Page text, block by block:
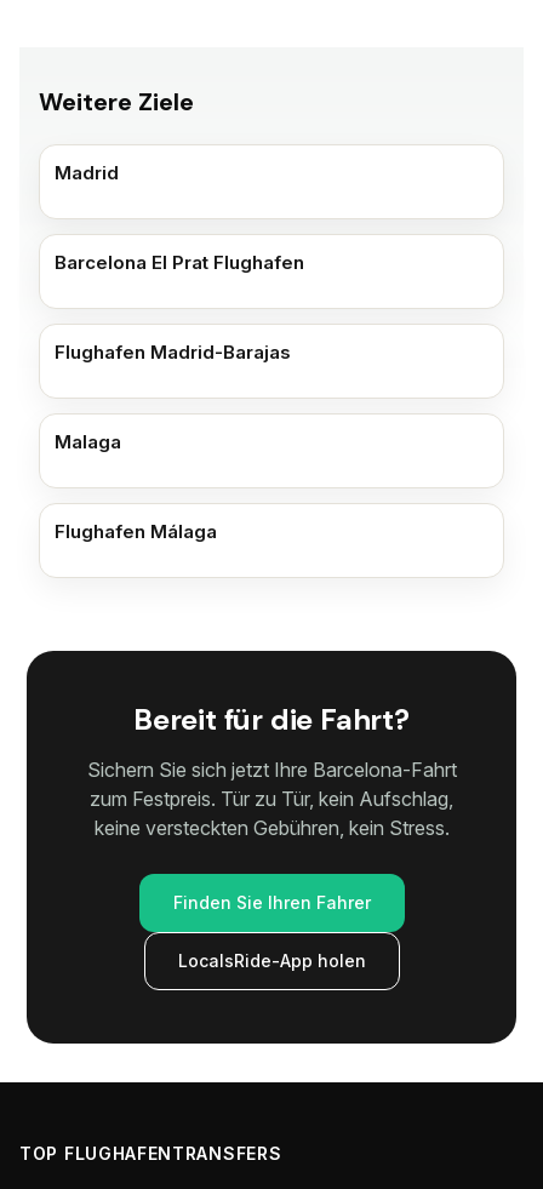
Weitere Ziele
Madrid
Barcelona El Prat Flughafen
Flughafen Madrid-Barajas
Malaga
Flughafen Málaga
Bereit für die Fahrt?
Sichern Sie sich jetzt Ihre Barcelona-Fahrt
zum Festpreis. Tür zu Tür, kein Aufschlag,
keine versteckten Gebühren, kein Stress.
Finden Sie Ihren Fahrer
LocalsRide-App holen
TOP FLUGHAFENTRANSFERS